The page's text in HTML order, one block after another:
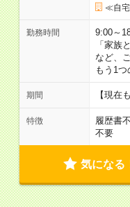
≪自宅
勤務時間
9:00～
「家族
など、
もう1
期間 【現在
特徴 履歴書
不要
気になる